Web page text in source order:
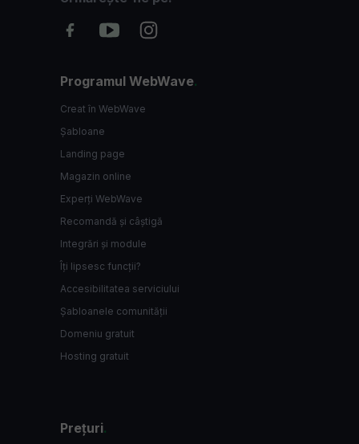
Programul WebWave.
Creat în WebWave
Șabloane
Landing page
Magazin online
Experți WebWave
Recomandă și câștigă
Integrări și module
Îți lipsesc funcții?
Accesibilitatea serviciului
Șabloanele comunității
Domeniu gratuit
Hosting gratuit
Prețuri.